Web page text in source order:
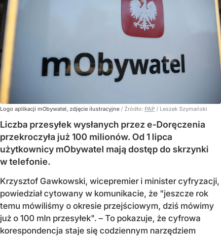
Logo aplikacji mObywatel, zdjęcie ilustracyjne / Źródło: PAP / Leszek Szymański
Liczba przesyłek wysłanych przez e-Doręczenia
przekroczyła już 100 milionów. Od 1 lipca
użytkownicy mObywatel mają dostęp do skrzynki
w telefonie.
Krzysztof Gawkowski, wicepremier i minister cyfryzacji,
powiedział cytowany w komunikacie, że "jeszcze rok
temu mówiliśmy o okresie przejściowym, dziś mówimy
już o 100 mln przesyłek". – To pokazuje, że cyfrowa
korespondencja staje się codziennym narzędziem